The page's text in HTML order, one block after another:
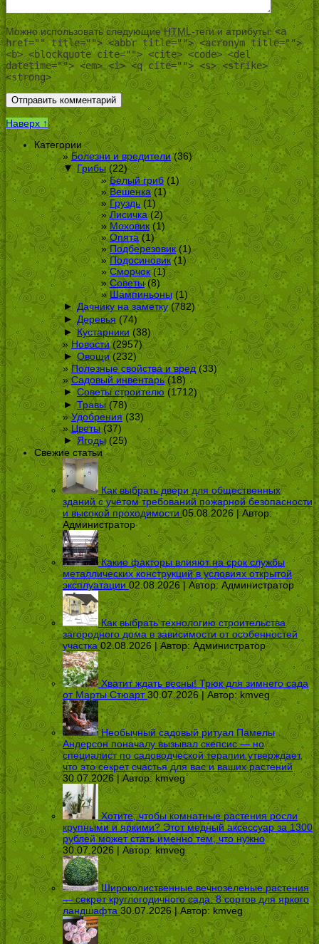
Можно использовать следующиеHTML-теги и атрибуты:<a
href="" title=""> <abbr title=""> <acronym title="">
<b> <blockquote cite=""> <cite> <code> <del
datetime=""> <em> <i> <q cite=""> <s> <strike>
<strong>
Наверх ↑
Категории
Болезни и вредители(36)
▼ Грибы (22)
Белый гриб (1)
Вешенка(1)
Груздь(1)
Лисичка(2)
Моховик(1)
Опята(1)
Подберезовик(1)
Подосиновик(1)
Сморчок(1)
Советы(8)
Шампиньоны (1)
► Дачнику на заметку(782)
► Деревья (74)
► Кустарники (38)
Новости(2957)
► Овощи(232)
Полезные свойства и вред(33)
Садовый инвентарь(18)
► Советы строителю (1712)
► Травы(78)
Удобрения(33)
Цветы(37)
► Ягоды(25)
Свежие статьи
Как выбрать двери для общественных
зданий с учётом требований пожарной безопасности
и высокой проходимости 05.08.2026 | Автор:
Администратор
Какие факторы влияют на срок службы
металлических конструкций в условиях открытой
эксплуатации 02.08.2026 | Автор: Администратор
Как выбрать технологию строительства
загородного дома в зависимости от особенностей
участка 02.08.2026 | Автор:Администратор
Хватит ждать весны! Трюк для зимнего сада
от Марты Стюарт 30.07.2026 | Автор:kmveg
Необычный садовый ритуал Памелы
Андерсон поначалу вызывал скепсис — но
специалист по садоводческой терапии утверждает,
что это секрет счастья для вас и ваших растений
30.07.2026 | Автор:kmveg
Хотите, чтобы комнатные растения росли
крупными и яркими? Этот медный аксессуар за 1300
рублей может стать именно тем, что нужно
30.07.2026 | Автор: kmveg
Широколиственные вечнозеленые растения
— секрет круглогодичного сада: 8 сортов для яркого
ландшафта 30.07.2026 | Автор: kmveg